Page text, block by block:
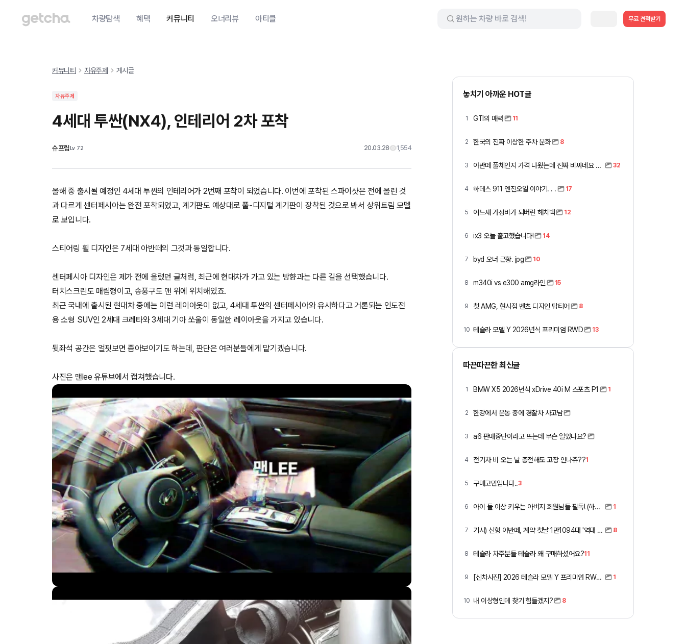
차량탐색 혜택 커뮤니티 오너리뷰 아티클 무료 견적받기
커뮤니티 자유주제 게시글
자유주제
4세대 투싼(NX4), 인테리어 2차 포착
슈프림Lv 72 20.03.28 1,554
올해 중 출시될 예정인 4세대 투싼의 인테리어가 2번째 포착이 되었습니다. 이번에 포착된 스파이샷은 전에 올린 것
과 다르게 센터페시아는 완전 포착되었고, 계기판도 예상대로 풀-디지털 계기판이 장착된 것으로 봐서 상위트림 모델
로 보입니다.
스티어링 휠 디자인은 7세대 아반떼의 그것과 동일합니다.
센터페시아 디자인은 제가 전에 올렸던 글처럼, 최근에 현대차가 가고 있는 방향과는 다른 길을 선택했습니다.
터치스크린도 매립형이고, 송풍구도 맨 위에 위치해있죠.
최근 국내에 출시된 현대차 중에는 이런 레이아웃이 없고, 4세대 투싼의 센터페시아와 유사하다고 거론되는 인도전
용 소형 SUV인 2세대 크레타와 3세대 기아 쏘울이 동일한 레이아웃을 가지고 있습니다.
뒷좌석 공간은 얼핏보면 좁아보이기도 하는데, 판단은 여러분들에게 맡기겠습니다.
놓치기 아까운 HOT글
1 GTI의 매력 11
2 한국의 진짜 이상한 주차 문화 8
3 아반떼 풀체인지 가격 나왔는데 진짜 비싸네요 ㅎㅎ 32
4 하데스 911 엔진오일 이야기. . . 17
5 어느새 가성비가 되버린 해치백 12
6 ix3 오늘 출고했습니다! 14
7 byd 오너 근황. jpg 10
8 m340i vs e300 amg라인 15
9 첫 AMG, 현시점 벤츠 디자인 탑티어 8
10 테슬라 모델 Y 2026년식 프리미엄 RWD 13
따끈따끈한 최신글
1 BMW X5 2026년식 xDrive 40i M 스포츠 P1 1
2 한강에서 운동 중에 경찰차 사고남
3 a6 판매중단이라고 뜨는데 무슨 일있나요?
4 전기차 비 오는 날 충전해도 고장 안나쥬??1
5 구매고민입니다..3
6 아이 둘 이상 키우는 아버지 회원님들 필독! (하이패스 할인) 1
7 기사) 신형 아반떼, 계약 첫날 1만1094대 '역대 최고' 8
8 테슬라 차주분들 테슬라 왜 구매하셨어요?11
9 [신차사진] 2026 테슬라 모델 Y 프리미엄 RWD (펄 화이트 + 블랙시트) 1
10 내 이상형인데 찾기 힘들겠지? 8